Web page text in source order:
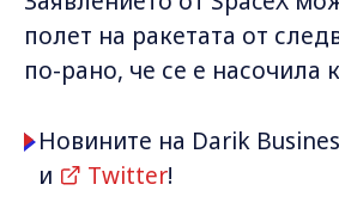
полет на ракетата от
по-рано, че се е насочила
Новините на Darik
и
Twitter!